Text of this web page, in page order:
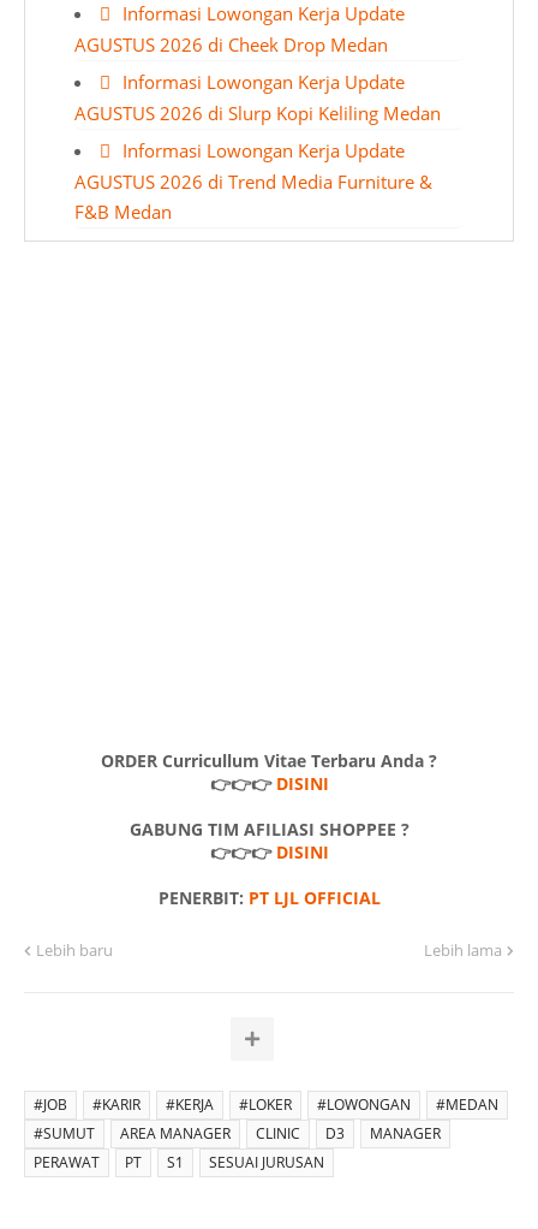
Informasi Lowongan Kerja Update
AGUSTUS 2026 di Cheek Drop Medan
Informasi Lowongan Kerja Update
AGUSTUS 2026 di Slurp Kopi Keliling Medan
Informasi Lowongan Kerja Update
AGUSTUS 2026 di Trend Media Furniture &
F&B Medan
ORDER Curricullum Vitae Terbaru Anda ?
👉👉👉 DISINI
GABUNG TIM AFILIASI SHOPPEE ?
👉👉👉 DISINI
PENERBIT: PT LJL OFFICIAL
Lebih baru Lebih lama
#JOB #KARIR #KERJA #LOKER #LOWONGAN
#MEDAN
#SUMUT
AREA MANAGER CLINIC D3
MANAGER
PERAWAT
PT S1 SESUAI JURUSAN